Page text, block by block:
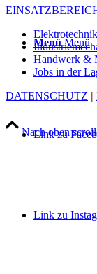
Menü Menü
Link zu
Link zu
Handwerk &
Jobs in der
DATENSCHUTZ |
Nach oben